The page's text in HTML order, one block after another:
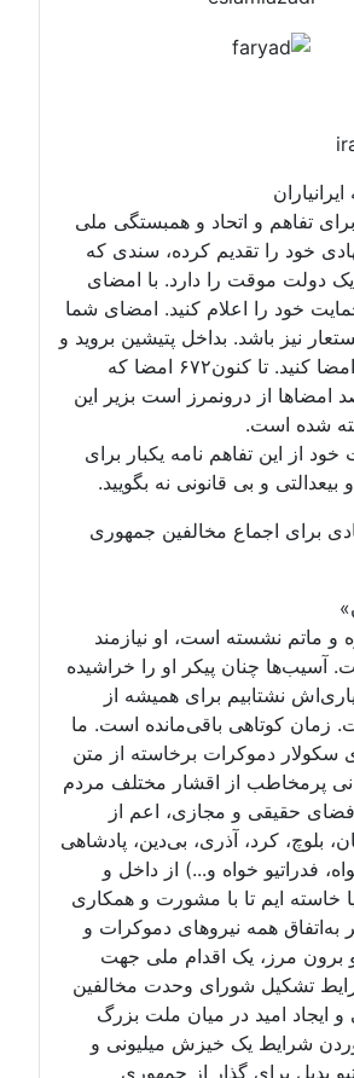
برای تفاهم و اتحاد و همبستگی ملی
خود را تقدیم کرده، سندی که
یک دولت موقت را دارد. با امضای
خود را اعلام کنید. امضای شما
نیز باشد. بداخل پتیشین بروید و
درخواستنامه را امضا کنید. تا کنون۶۷۲ امضا که
درصد امضاها از درونمرز است بزیر این
شده است.
خود از این تفاهم نامه یکبار برای
و بی قانونی نه بگویید.
برای اجماع مخالفین جمهوری
و ماتم نشسته است، او نیازمند
آسیب‌ها چنان پیکر او را خراشیده
نشتابیم برای همیشه از
کوتاهی باقی‌مانده است. ما
سکولار دموکرات برخاسته از متن
پرمخاطب از اقشار مختلف مردم
حقیقی و مجازی، اعم از
بلوچ، کرد، آذری، بی‌دین، پادشاهی
فدراتیو خواه و...) از داخل و
خاسته ایم تا با مشورت و همکاری
به‌اتفاق همه نیروهای دموکرات و
و برون مرز، یک اقدام ملی جهت
تشکیل شورای وحدت مخالفین
ایجاد امید در میان ملت بزرگ
شرایط یک خیزش میلیونی و
بدیل برای گذار از جمهوری